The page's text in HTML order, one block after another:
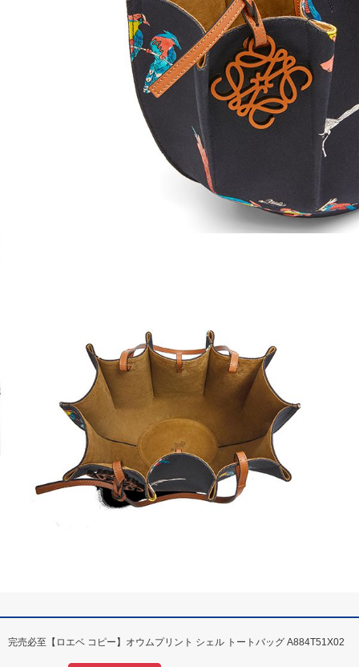
完売必至【ロエベ コピー】オウムプリント シェル トートバッグ A884T51X02